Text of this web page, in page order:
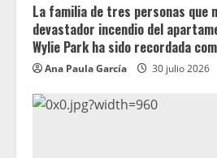
La familia de tres personas que
devastador incendio del
Wylie Park ha sido recordada
Ana Paula García 30 julio 2026